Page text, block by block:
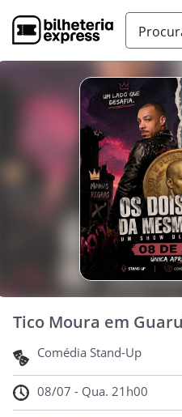
Tico Moura em
Comédia Stand-Up
08/07 - Qua. 21h00